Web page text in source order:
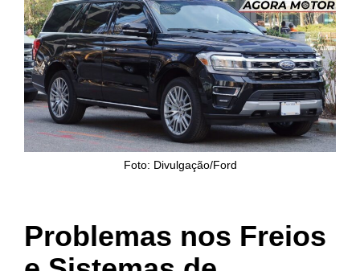
Foto: Divulgação/Ford
Problemas nos Freios